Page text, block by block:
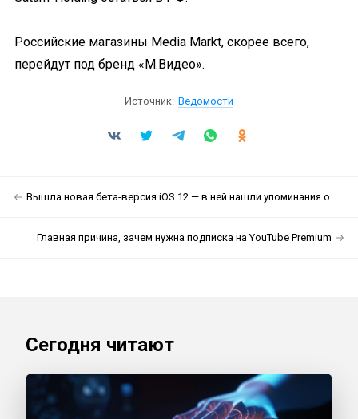
Российские магазины Media Markt, скорее всего,
перейдут под бренд «М.Видео».
Источник: Ведомости
Вышла новая бета-версия iOS 12 — в ней нашли упоминания о новых Apple Watch
Главная причина, зачем нужна подписка на YouTube Premium
Сегодня читают